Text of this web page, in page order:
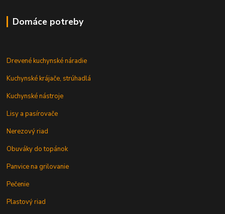
Domáce potreby
Drevené kuchynské náradie
Kuchynské krájače, strúhadlá
Kuchynské nástroje
Lisy a pasírovače
Nerezový riad
Obuváky do topánok
Panvice na grilovanie
Pečenie
Plastový riad